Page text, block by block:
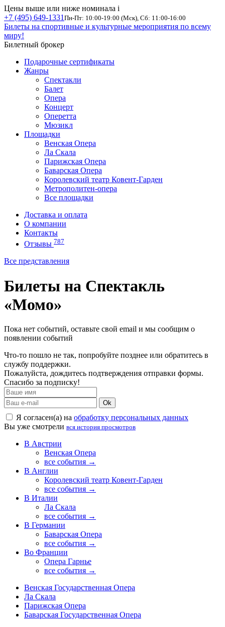
Цены выше или ниже номинала i
+7 (495) 649-1331 Пн-Пт: 10:00-19:00 (Мск), Сб: 11:00-16:00
Билеты на спортивные и культурные мероприятия по всему
миру!
Билетный брокер
Подарочные сертификаты
Жанры
Спектакли
Балет
Опера
Концерт
Оперетта
Мюзикл
Площадки
Венская Опера
Ла Скала
Парижская Опера
Баварская Опера
Королевский театр Ковент-Гарден
Метрополитен-опера
Все площадки
Доставка и оплата
О компании
Контакты
Отзывы 787
Все представления
Билеты на Спектакль
«Момо»
Пока нет событий, оставьте свой email и мы сообщим о
появлении событий
Что-то пошло не так, попробуйте позднее или обратитесь в
службу поддержки.
Пожалуйста, дождитесь подтверждения отправки формы.
Спасибо за подписку!
Ok
Я согласен(а) на обработку персональных данных
Вы уже смотрели вся история просмотров
В Австрии
Венская Опера
все события →
В Англии
Королевский театр Ковент-Гарден
все события →
В Италии
Ла Скала
все события →
В Германии
Баварская Опера
все события →
Во Франции
Опера Гарнье
все события →
Венская Государственная Опера
Ла Скала
Парижская Опера
Баварская Государственная Опера